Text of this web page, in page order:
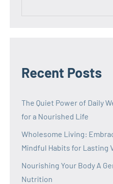
Recent Posts
The Quiet Power of Daily
for a Nourished Life
Wholesome Living:
Mindful Habits for Lasting
Nourishing Your Body A
Nutrition